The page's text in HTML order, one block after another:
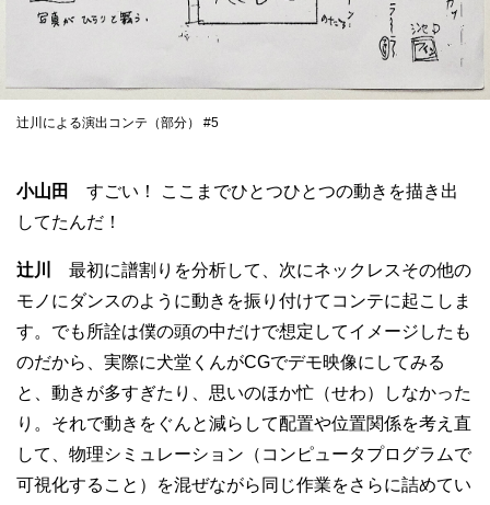
辻川による演出コンテ（部分） #5
小山田
すごい！ ここまでひとつひとつの動きを描き出
してたんだ！
辻川
最初に譜割りを分析して、次にネックレスその他の
モノにダンスのように動きを振り付けてコンテに起こしま
す。でも所詮は僕の頭の中だけで想定してイメージしたも
のだから、実際に犬堂くんがCGでデモ映像にしてみる
と、動きが多すぎたり、思いのほか忙（せわ）しなかった
り。それで動きをぐんと減らして配置や位置関係を考え直
して、物理シミュレーション（コンピュータプログラムで
可視化すること）を混ぜながら同じ作業をさらに詰めてい